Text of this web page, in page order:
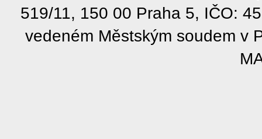
519/11, 150 00 Praha 5, IČO:
vedeném Městským soudem v